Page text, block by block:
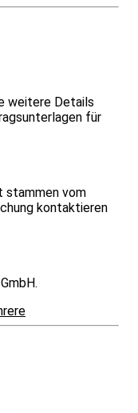
weitere Details
für
stammen vom
kontaktieren